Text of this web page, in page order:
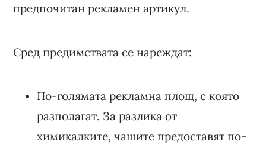
предпочитан рекламен артикул.
Сред предимствата се нареждат:
По-голямата рекламна площ, с която
разполагат. За разлика от
химикалките, чашите предоставят по-